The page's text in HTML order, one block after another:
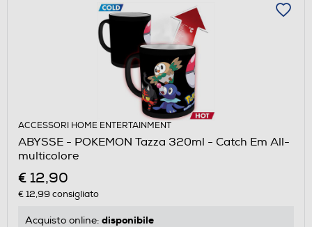
ACCESSORI HOME ENTERTAINMENT
ABYSSE - POKEMON Tazza 320ml - Catch Em All-
multicolore
€ 12,90
€ 12,99 consigliato
Acquisto online: disponibile